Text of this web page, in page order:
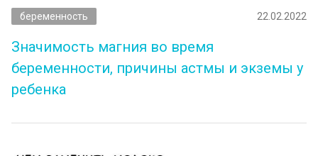
беременность 22.02.2022
Значимость магния во время
беременности, причины астмы и экземы у
ребенка